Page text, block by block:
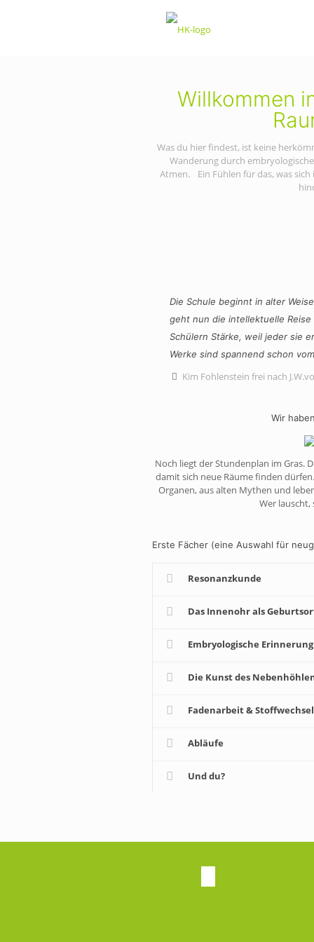
Willkommen
Was du hier findest, ist keine
Wanderung durch
Atmen. Ein Fühlen für das, was sich
Die Schule beginnt in alter
geht nun die intellektuelle
Schülern Stärke, weil jeder sie
Werke sind spannend schon
Kim Fohlenstein frei nach
Wir
Noch liegt der Stundenplan im Gras.
damit sich neue Räume finden
Organen, aus alten Mythen und
Wer lauscht,
Erste Fächer (eine Auswahl für
Resonanzkunde
Das Innenohr als
Embryologische Erinnerung
Die Kunst des
Fadenarbeit &
Abläufe
Und du?